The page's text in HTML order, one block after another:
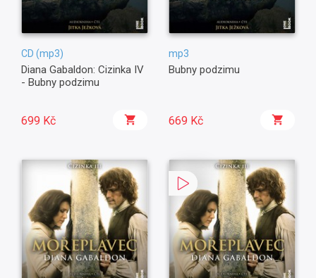
CD (mp3)
Diana Gabaldon: Cizinka IV
- Bubny podzimu
699 Kč
mp3
Bubny podzimu
669 Kč